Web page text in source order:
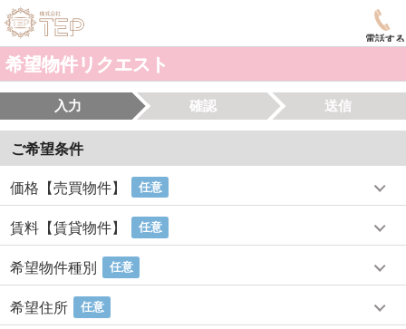
電話する
希望物件リクエスト
入力 確認 送信
ご希望条件
価格【売買物件】 任意
賃料【賃貸物件】 任意
希望物件種別 任意
希望住所 任意